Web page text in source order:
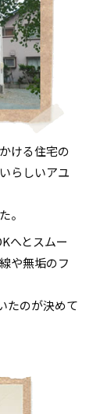
ける住宅の
らしいアユ
。
へとスムー
や無垢のフ
たのが決めて